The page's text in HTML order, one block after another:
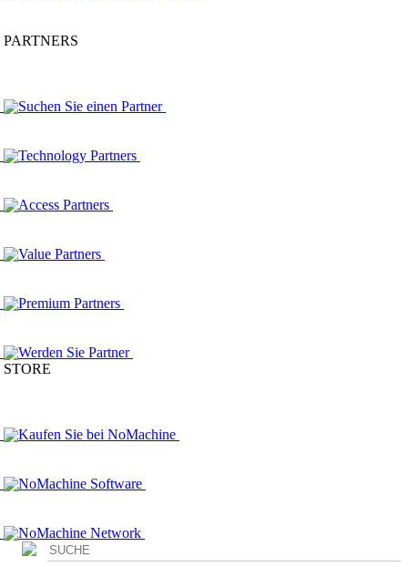
PARTNERS
Suchen Sie einen Partner
Technology Partners
Access Partners
Value Partners
Premium Partners
Werden Sie Partner
STORE
Kaufen Sie bei NoMachine
NoMachine Software
NoMachine Network